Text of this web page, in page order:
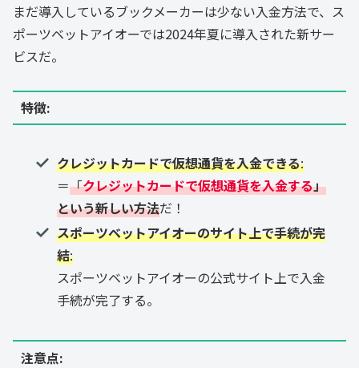
まだ導入しているブックメーカーは少ない入金方法で、ス
ポーツベットアイオーでは2024年夏に導入された新サー
ビスだ。
特徴:
クレジットカードで仮想通貨を入金できる:
＝「クレジットカードで仮想通貨を入金する」
という新しい方法だ！
スポーツベットアイオーのサイト上で手続が完
結:
スポーツベットアイオーの公式サイト上で入金
手続が完了する。
注意点: